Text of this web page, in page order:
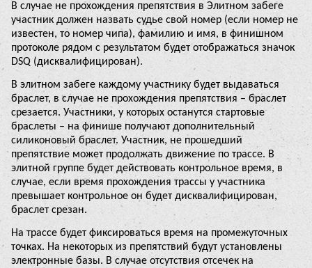
В случае не прохождения препятствия в Элитном забеге
участник должен назвать судье свой номер (если номер не
известен, то номер чипа), фамилию и имя, в финишном
протоколе рядом с результатом будет отображаться значок
DSQ (дисквалифицирован).
В элитном забеге каждому участнику будет выдаваться
браслет, в случае не прохождения препятствия – браслет
срезается. Участники, у которых останутся стартовые
браслеты – на финише получают дополнительный
силиконовый браслет. Участник, не прошедший
препятствие может продолжать движение по трассе. В
элитной группе будет действовать контрольное время, в
случае, если время прохождения трассы у участника
превышает контрольное он будет дисквалифицирован,
браслет срезан.
На трассе будет фиксироваться время на промежуточных
точках. На некоторых из препятствий будут установлены
электронные базы. В случае отсутствия отсечек на